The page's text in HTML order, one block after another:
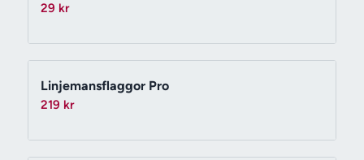
29 kr
Linjemansflaggor Pro
219 kr